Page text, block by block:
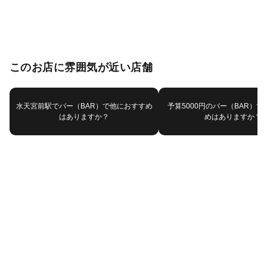
このお店に雰囲気が近い店舗
水天宮前駅でバー（BAR）で他におすすめ
はありますか？
予算5000円のバー（BAR）で
めはありますか？